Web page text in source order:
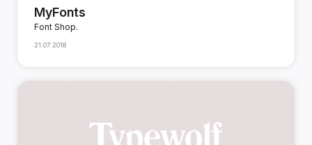
MyFonts
Font Shop.
21.07.2018